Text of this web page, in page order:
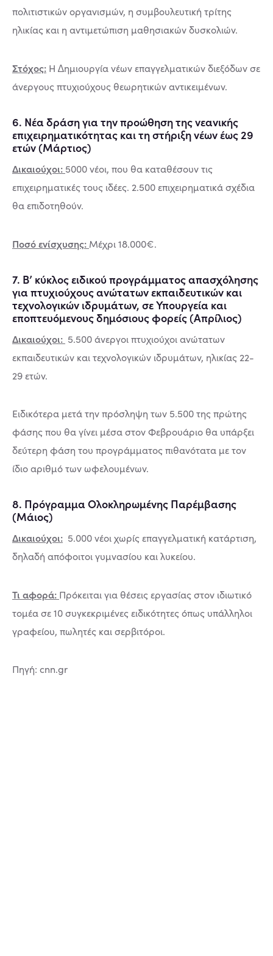
πολιτιστικών οργανισµών, η συµβουλευτική τρίτης
ηλικίας και η αντιµετώπιση µαθησιακών δυσκολιών.
Στόχος: Η ∆ηµιουργία νέων επαγγελµατικών διεξόδων σε
άνεργους πτυχιούχους θεωρητικών αντικειµένων.
6. Νέα δράση για την προώθηση της νεανικής
επιχειρηματικότητας και τη στήριξη νέων έως 29
ετών (Μάρτιος)
Δικαιούχοι: 5000 νέοι, που θα καταθέσουν τις
επιχειρηματικές τους ιδέες. 2.500 επιχειρηματικά σχέδια
θα επιδοτηθούν.
Ποσό ενίσχυσης: Μέχρι 18.000€.
7. Β’ κύκλος ειδικού προγράμματος απασχόλησης
για πτυχιούχους ανώτατων εκπαιδευτικών και
τεχνολογικών ιδρυμάτων, σε Υπουργεία και
εποπτευόμενους δημόσιους φορείς (Απρίλιος)
Δικαιούχοι: 5.500 άνεργοι πτυχιούχοι ανώτατων
εκπαιδευτικών και τεχνολογικών ιδρυμάτων, ηλικίας 22-
29 ετών.
Ειδικότερα μετά την πρόσληψη των 5.500 της πρώτης
φάσης που θα γίνει μέσα στον Φεβρουάριο θα υπάρξει
δεύτερη φάση του προγράμματος πιθανότατα με τον
ίδιο αριθμό των ωφελουμένων.
8. Πρόγραμμα Ολοκληρωμένης Παρέμβασης
(Μάιος)
Δικαιούχοι: 5.000 νέοι χωρίς επαγγελματική κατάρτιση,
δηλαδή απόφοιτοι γυμνασίου και λυκείου.
Τι αφορά: Πρόκειται για θέσεις εργασίας στον ιδιωτικό
τομέα σε 10 συγκεκριμένες ειδικότητες όπως υπάλληλοι
γραφείου, πωλητές και σερβιτόροι.
Πηγή: cnn.gr